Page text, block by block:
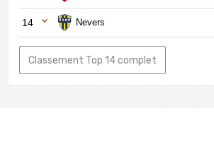
14 Nevers
Classement Top 14 complet